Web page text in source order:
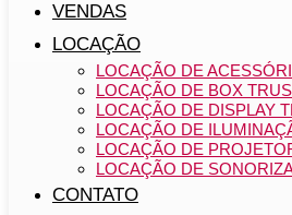
VENDAS
LOCAÇÃO
LOCAÇÃO DE
LOCAÇÃO DE BOX
LOCAÇÃO DE DISPLAY
LOCAÇÃO DE
LOCAÇÃO DE
LOCAÇÃO DE
CONTATO